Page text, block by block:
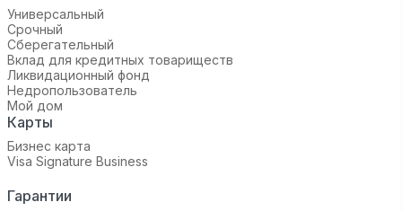
Универсальный
Срочный
Сберегательный
Вклад для кредитных товариществ
Ликвидационный фонд
Недропользователь
Мой дом
Карты
Бизнес карта
Visa Signature Business
Гарантии